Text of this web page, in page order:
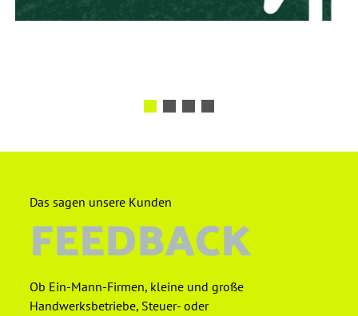
Das sagen unsere Kunden
FEEDBACK
Ob Ein-Mann-Firmen, kleine und große
Handwerksbetriebe, Steuer- oder